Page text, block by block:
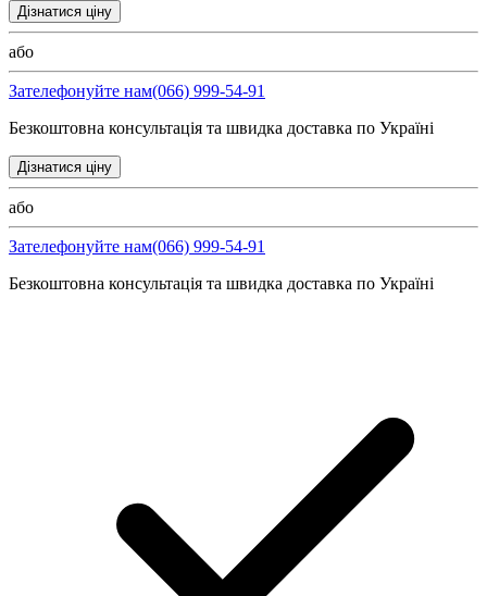
Дізнатися ціну
або
Зателефонуйте нам(066) 999-54-91
Безкоштовна консультація та швидка доставка по Україні
Дізнатися ціну
або
Зателефонуйте нам(066) 999-54-91
Безкоштовна консультація та швидка доставка по Україні